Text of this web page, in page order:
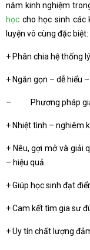
năm kinh nghiệm
học cho học sinh các
luyện vô cùng đặc biệt:
+ Phân chia hệ thống
+ Ngắn gọn – dễ hiểu
– Phương pháp
+ Nhiệt tình – nghiêm
+ Nêu, gợi mở và giải
– hiệu quả.
+ Giúp học sinh đạt
+ Cam kết tìm gia sư
+ Uy tín chất lượng